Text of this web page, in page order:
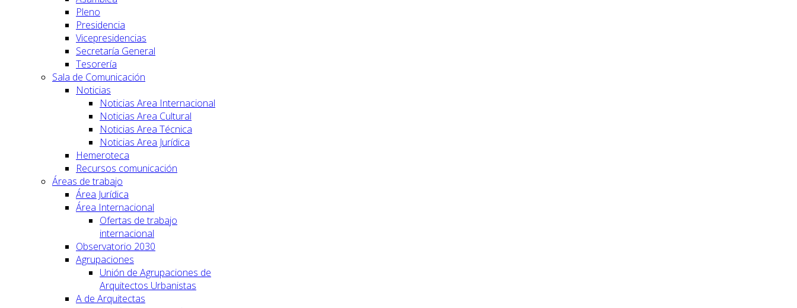
Pleno
Presidencia
Vicepresidencias
Secretaría General
Tesorería
Sala de Comunicación
Noticias
Noticias Area Internacional
Noticias Area Cultural
Noticias Area Técnica
Noticias Area Jurídica
Hemeroteca
Recursos comunicación
Áreas de trabajo
Área Jurídica
Área Internacional
Ofertas de trabajo
internacional
Observatorio 2030
Agrupaciones
Unión de Agrupaciones de
Arquitectos Urbanistas
A de Arquitectas